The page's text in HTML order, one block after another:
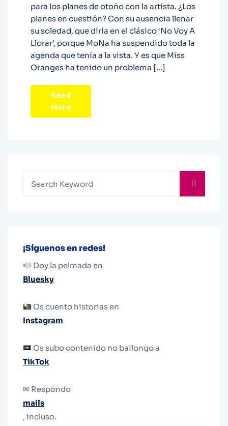
para los planes de otoño con la artista. ¿Los
planes en cuestión? Con su ausencia llenar
su soledad, que diría en el clásico ‘No Voy A
Llorar’, porque MoNa ha suspendido toda la
agenda que tenía a la vista. Y es que Miss
Oranges ha tenido un problema […]
Read
More
¡Síguenos en redes!
Doy la pelmada en
Bluesky
Os cuento historias en
Instagram
Os subo contenido no bailongo a
TikTok
✉ Respondo
mails
, incluso.